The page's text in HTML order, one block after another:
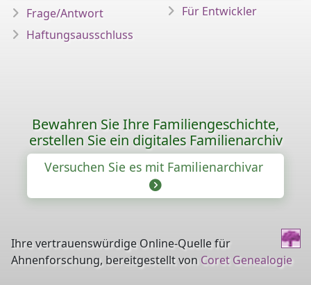
Frage/Antwort
Haftungsausschluss
Für Entwickler
Bewahren Sie Ihre Familiengeschichte,
erstellen Sie ein digitales Familienarchiv
Versuchen Sie es mit Familienarchivar
Ihre vertrauenswürdige Online-Quelle für
Ahnenforschung, bereitgestellt von Coret Genealogie